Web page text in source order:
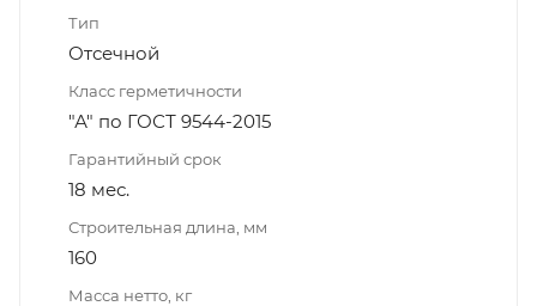
Тип
Отсечной
Класс герметичности
"А" по ГОСТ 9544-2015
Гарантийный срок
18 мес.
Строительная длина, мм
160
Масса нетто, кг